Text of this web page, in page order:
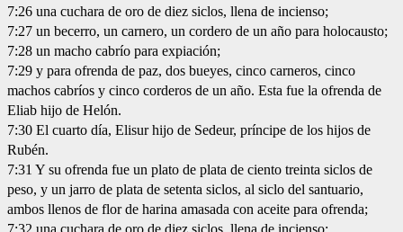
7:26 una cuchara de oro de diez siclos, llena de incienso;
7:27 un becerro, un carnero, un cordero de un año para holocausto;
7:28 un macho cabrío para expiación;
7:29 y para ofrenda de paz, dos bueyes, cinco carneros, cinco
machos cabríos y cinco corderos de un año. Esta fue la ofrenda de
Eliab hijo de Helón.
7:30 El cuarto día, Elisur hijo de Sedeur, príncipe de los hijos de
Rubén.
7:31 Y su ofrenda fue un plato de plata de ciento treinta siclos de
peso, y un jarro de plata de setenta siclos, al siclo del santuario,
ambos llenos de flor de harina amasada con aceite para ofrenda;
7:32 una cuchara de oro de diez siclos, llena de incienso;